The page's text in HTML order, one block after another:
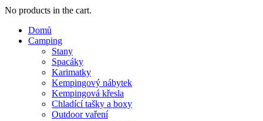
No products in the cart.
Domů
Camping
Stany
Spacáky
Karimatky
Kempingový nábytek
Kempingová křesla
Chladící tašky a boxy
Outdoor vaření